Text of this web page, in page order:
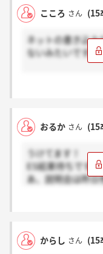
こころ さん (15
ネットの書き込み
ないみたいですが
おるか さん (15
うけてます！
ES結果待ちです。
あ、説明会は昨
からし さん (15